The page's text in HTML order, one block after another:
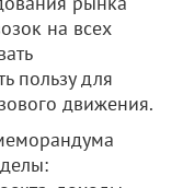
на всех
пользу для
движения.